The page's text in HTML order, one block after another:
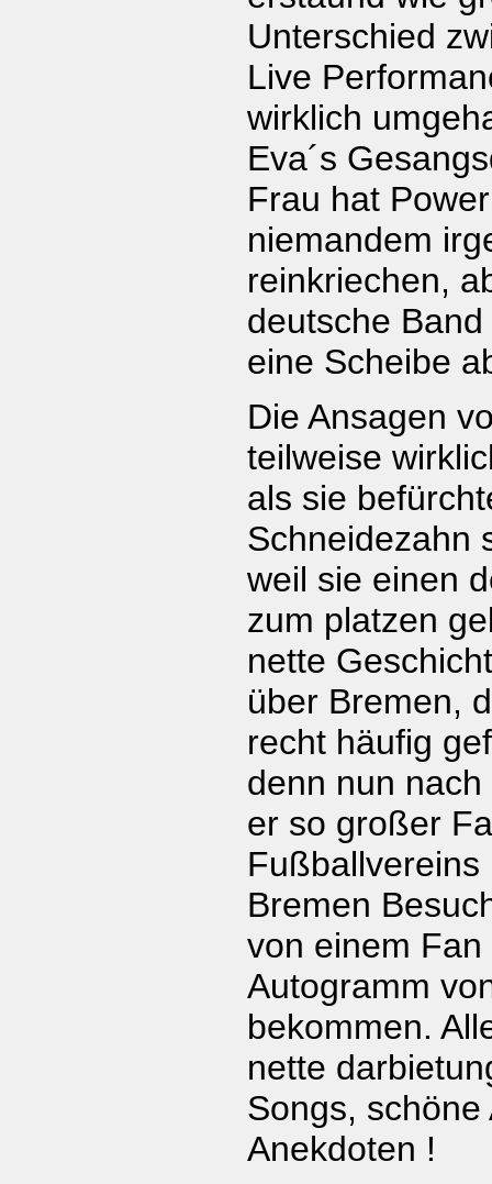
Unterschied
Live
wirklich
Eva´s
Frau hat
niemandem
reinkriechen,
deutsche
eine Scheibe
Die Ansagen
teilweise
als sie
Schneidezahn
weil sie einen
zum platzen
nette
über Bremen,
recht häufig
denn nun
er so großer
Fußballvereins
Bremen
von einem
Autogramm
bekommen.
nette
Songs,
Anekdoten !